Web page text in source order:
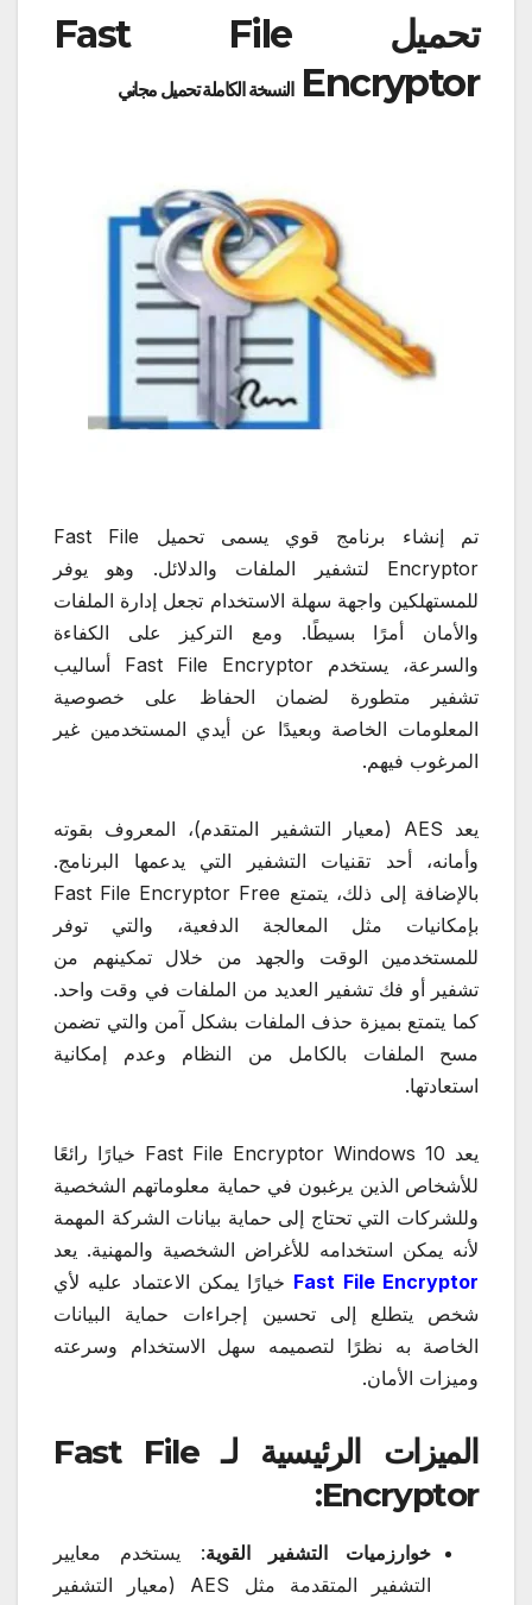
تحميل Fast File
Encryptor
النسخة الكاملة تحميل مجاني
تم إنشاء برنامج قوي يسمى تحميل Fast File
Encryptor لتشفير الملفات والدلائل. وهو يوفر
للمستهلكين واجهة سهلة الاستخدام تجعل إدارة الملفات
والأمان أمرًا بسيطًا. ومع التركيز على الكفاءة
والسرعة، يستخدم Fast File Encryptor أساليب
تشفير متطورة لضمان الحفاظ على خصوصية
المعلومات الخاصة وبعيدًا عن أيدي المستخدمين غير
المرغوب فيهم.
يعد AES (معيار التشفير المتقدم)، المعروف بقوته
وأمانه، أحد تقنيات التشفير التي يدعمها البرنامج.
بالإضافة إلى ذلك، يتمتع Fast File Encryptor Free
بإمكانيات مثل المعالجة الدفعية، والتي توفر
للمستخدمين الوقت والجهد من خلال تمكينهم من
تشفير أو فك تشفير العديد من الملفات في وقت واحد.
كما يتمتع بميزة حذف الملفات بشكل آمن والتي تضمن
مسح الملفات بالكامل من النظام وعدم إمكانية
استعادتها.
يعد Fast File Encryptor Windows 10 خيارًا رائعًا
للأشخاص الذين يرغبون في حماية معلوماتهم الشخصية
وللشركات التي تحتاج إلى حماية بيانات الشركة المهمة
لأنه يمكن استخدامه للأغراض الشخصية والمهنية. يعد
Fast File Encryptor خيارًا يمكن الاعتماد عليه لأي
شخص يتطلع إلى تحسين إجراءات حماية البيانات
الخاصة به نظرًا لتصميمه سهل الاستخدام وسرعته
وميزات الأمان.
الميزات الرئيسية لـ Fast File
Encryptor:
خوارزميات التشفير القوية: يستخدم معايير
التشفير المتقدمة مثل AES (معيار التشفير